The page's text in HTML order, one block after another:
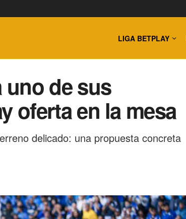
LIGA BETPLAY
uno de sus
oferta en la mesa
delicado: una propuesta concreta